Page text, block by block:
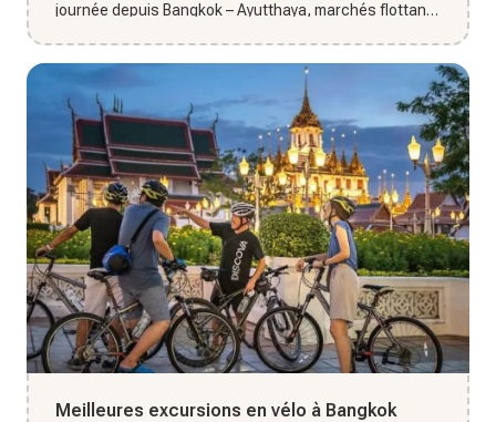
journée depuis Bangkok – Ayutthaya, marchés flottants
Meilleures excursions en vélo à Bangkok